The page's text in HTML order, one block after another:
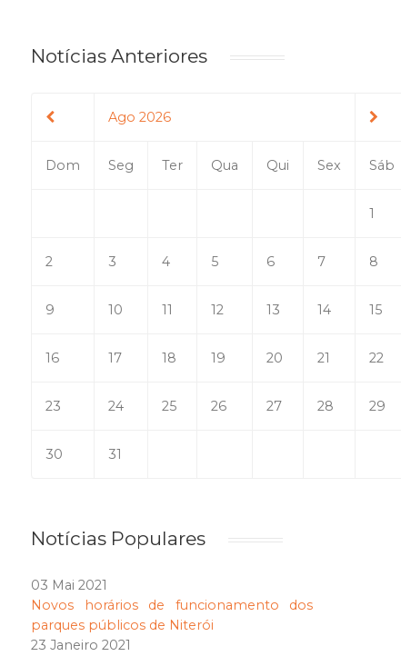
Notícias Anteriores
Ago 2026
Dom Seg Ter Qua Qui Sex Sáb
1
2 3 4 5 6 7 8
9 10 11 12 13 14 15
16 17 18 19 20 21 22
23 24 25 26 27 28 29
30 31
Notícias Populares
03 Mai 2021
Novos horários de funcionamento dos
parques públicos de Niterói
23 Janeiro 2021